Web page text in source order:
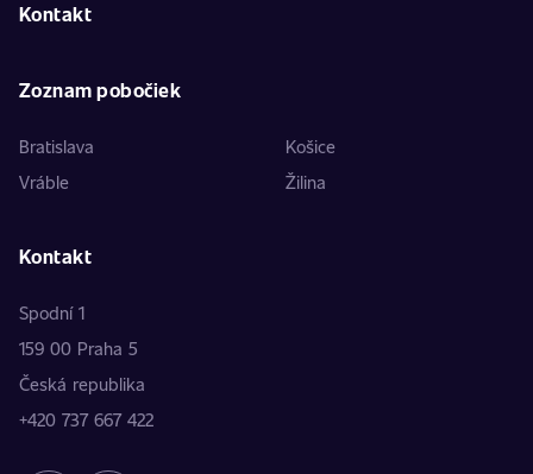
Kontakt
Zoznam pobočiek
Bratislava
Košice
Vráble
Žilina
Kontakt
Spodní 1
159 00 Praha 5
Česká republika
+420 737 667 422